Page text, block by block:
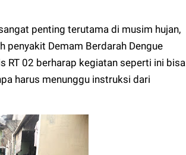
penting terutama di musim hujan,
penyakit Demam Berdarah Dengue
RT 02 berharap kegiatan seperti ini bisa
harus menunggu instruksi dari